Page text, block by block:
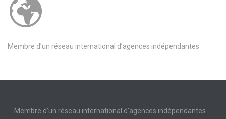
Membre d’un réseau international d’agences indépendantes
Membre d’un réseau international d’agences indépendantes